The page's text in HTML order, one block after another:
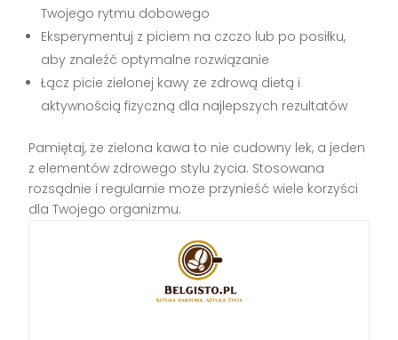
Twojego rytmu dobowego
Eksperymentuj z piciem na czczo lub po posiłku,
aby znaleźć optymalne rozwiązanie
Łącz picie zielonej kawy ze zdrową dietą i
aktywnością fizyczną dla najlepszych rezultatów
Pamiętaj, że zielona kawa to nie cudowny lek, a jeden
z elementów zdrowego stylu życia. Stosowana
rozsądnie i regularnie może przynieść wiele korzyści
dla Twojego organizmu.